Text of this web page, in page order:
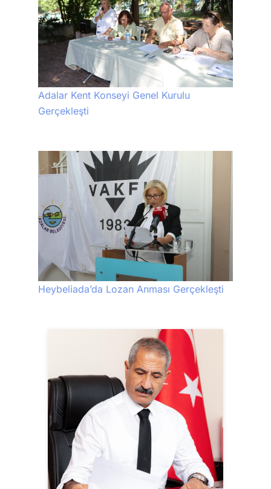
Adalar Kent Konseyi Genel Kurulu
Gerçekleşti
Heybeliada’da Lozan Anması Gerçekleşti